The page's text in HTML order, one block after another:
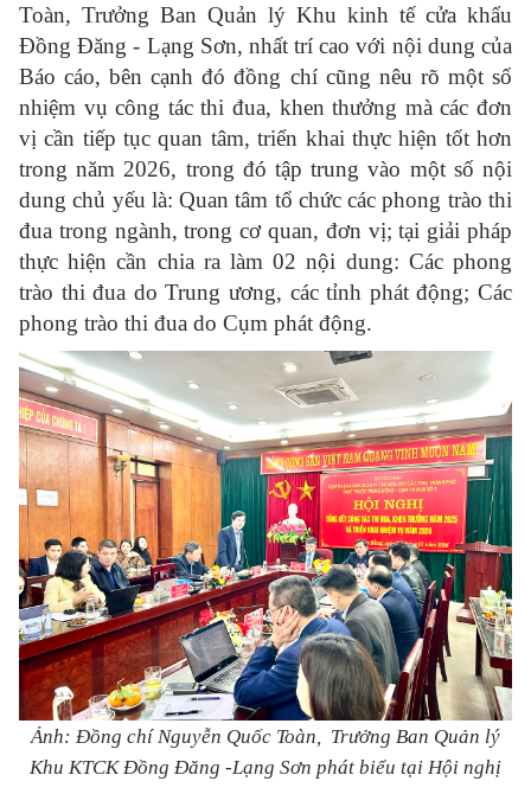
Toàn, Trưởng Ban Quản lý Khu kinh tế cửa khẩu
Đồng Đăng - Lạng Sơn, nhất trí cao với nội dung của
Báo cáo, bên cạnh đó đồng chí cũng nêu rõ một số
nhiệm vụ công tác thi đua, khen thưởng mà các đơn
vị cần tiếp tục quan tâm, triển khai thực hiện tốt hơn
trong năm 2026, trong đó tập trung vào một số nội
dung chủ yếu là: Quan tâm tổ chức các phong trào thi
đua trong ngành, trong cơ quan, đơn vị; tại giải pháp
thực hiện cần chia ra làm 02 nội dung: Các phong
trào thi đua do Trung ương, các tỉnh phát động; Các
phong trào thi đua do Cụm phát động.
Ảnh: Đồng chí Nguyễn Quốc Toàn, Trưởng Ban Quản lý
Khu KTCK Đồng Đăng -Lạng Sơn phát biểu tại Hội nghị